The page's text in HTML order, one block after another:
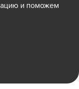
и поможем